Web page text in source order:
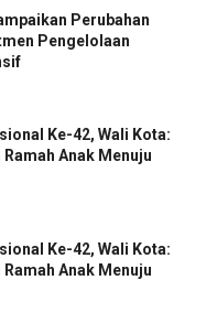
Perubahan
Pengelolaan
Ke-42, Wali Kota:
Anak Menuju
Ke-42, Wali Kota:
Anak Menuju